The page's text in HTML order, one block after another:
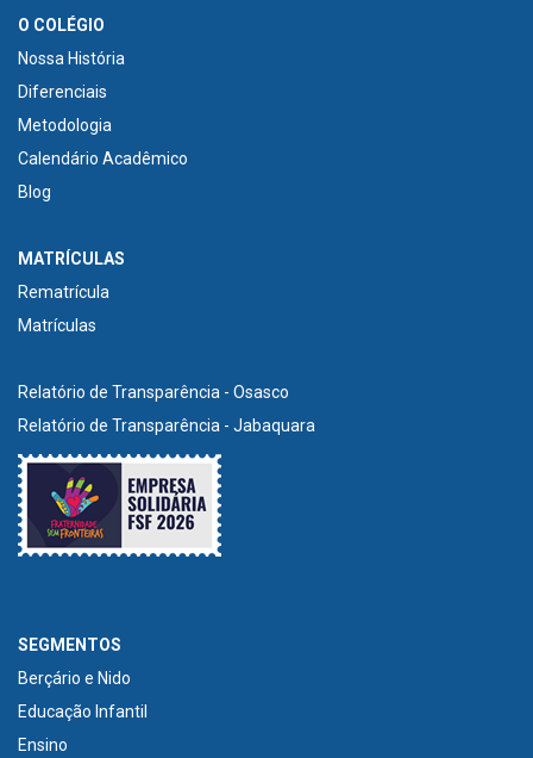
O COLÉGIO
Nossa História
Diferenciais
Metodologia
Calendário Acadêmico
Blog
MATRÍCULAS
Rematrícula
Matrículas
Relatório de Transparência - Osasco
Relatório de Transparência - Jabaquara
SEGMENTOS
Berçário e Nido
Educação Infantil
Ensino